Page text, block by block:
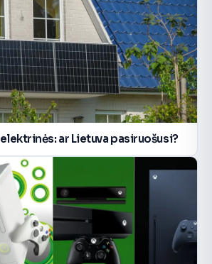
ar Lietuva pasiruošusi?